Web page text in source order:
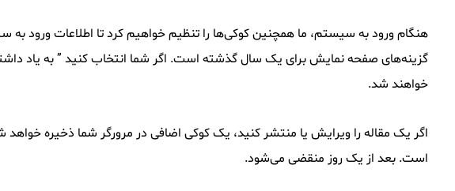
هنگام ورود به سیستم، ما همچنین کوکی‌ها را تنظیم خواهیم کرد تا اطلاعات ورود
خواهند شد.
اگر یک مقاله را ویرایش یا منتشر کنید، یک کوکی اضافی در مرورگر شما ذخیره
است. بعد از یک روز منقضی می‌شود.